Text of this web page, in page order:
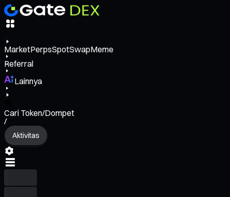
MarketPerpsSpotSwapMeme
Referral
Lainnya
Cari Token/Dompet
/
Aktivitas